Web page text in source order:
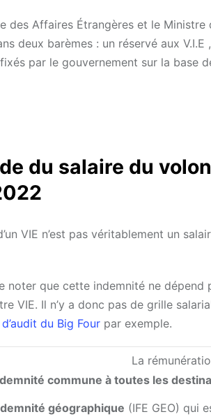
des Affaires Étrangères et le
deux barèmes : un réservé aux
par le gouvernement sur la base
du salaire du
VIE n’est pas véritablement un
noter que cette indemnité ne dépend
VIE. Il n’y a donc pas de grille
du Big Four par exemple.
La
commune à toutes les
géographique (IFE GEO) qui